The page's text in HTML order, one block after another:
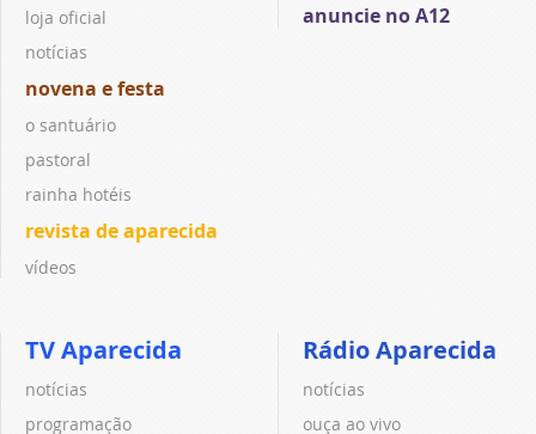
loja oficial
notícias
novena e festa
o santuário
pastoral
rainha hotéis
revista de aparecida
vídeos
anuncie no A12
TV Aparecida
notícias
programação
Rádio Aparecida
notícias
ouça ao vivo